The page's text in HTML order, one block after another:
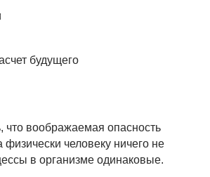
будущего
что воображаемая опасность
физически человеку ничего не
в организме одинаковые.